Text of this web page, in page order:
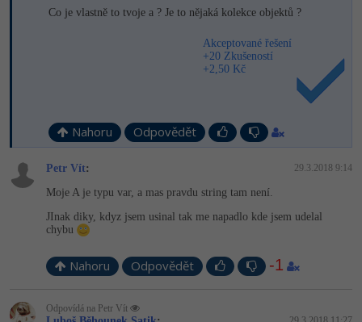
WordPress
Business
Kryptoměny
Copywriting -30%
MS Office
Google Dokumenty
Time management
Adobe Lightroom -30%
Adobe After Effects
Blender
Video
Co je vlastně to tvoje a ? Je to nějaká kolekce objektů ?
Akceptované řešení
+20 Zkušeností
+2,50 Kč
Nahoru Odpovědět
Petr Vít: 29.3.2018 9:14
Moje A je typu var, a mas pravdu string tam není.
JInak diky, kdyz jsem usinal tak me napadlo kde jsem udelal
chybu
Nahoru Odpovědět -1
Odpovídá na Petr Vít